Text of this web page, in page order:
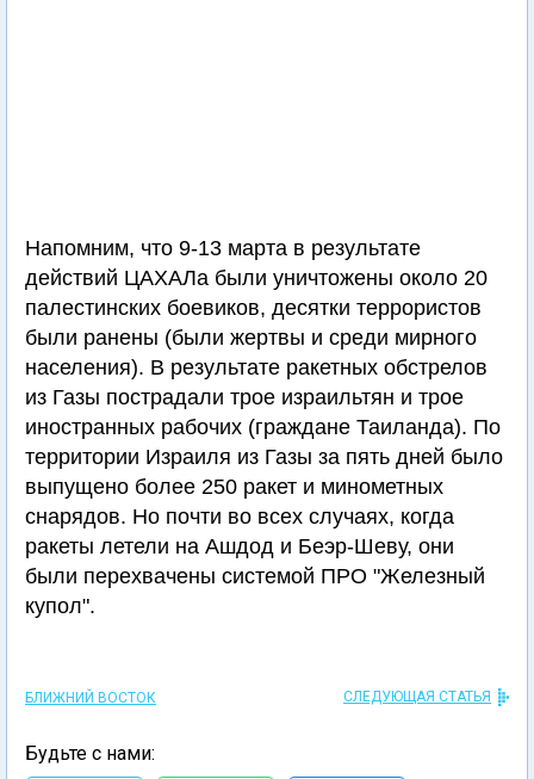
Напомним, что 9-13 марта в результате
действий ЦАХАЛа были уничтожены около 20
палестинских боевиков, десятки террористов
были ранены (были жертвы и среди мирного
населения). В результате ракетных обстрелов
из Газы пострадали трое израильтян и трое
иностранных рабочих (граждане Таиланда). По
территории Израиля из Газы за пять дней было
выпущено более 250 ракет и минометных
снарядов. Но почти во всех случаях, когда
ракеты летели на Ашдод и Беэр-Шеву, они
были перехвачены системой ПРО "Железный
купол".
БЛИЖНИЙ ВОСТОК СЛЕДУЮЩАЯ СТАТЬЯ
Будьте с нами: